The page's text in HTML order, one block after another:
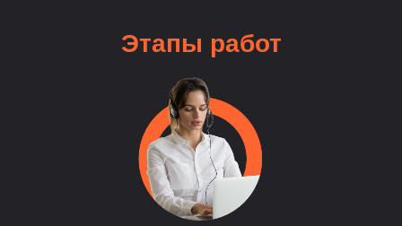
Этапы работ